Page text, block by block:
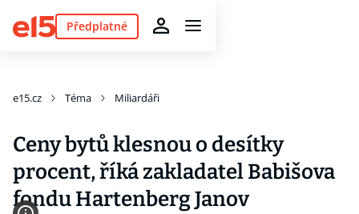
Předplatné
e15.cz Téma Miliardáři
Ceny bytů klesnou o desítky
procent, říká zakladatel Babišova
fondu Hartenberg Janov